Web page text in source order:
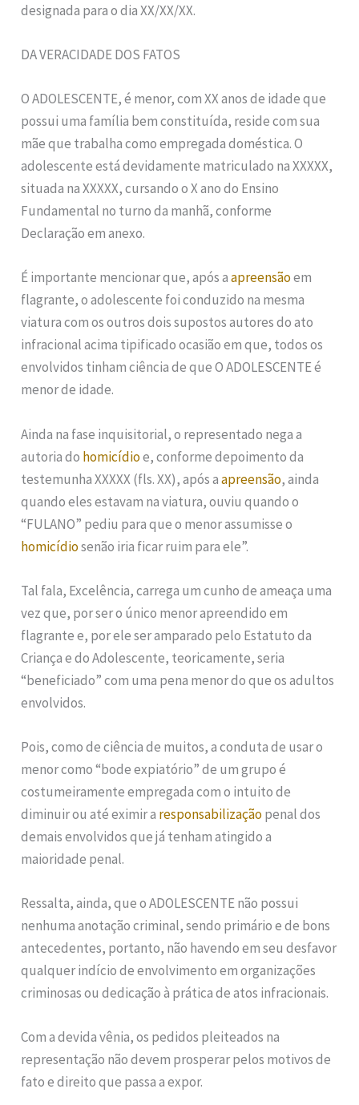
designada para o dia XX/XX/XX.
DA VERACIDADE DOS FATOS
O ADOLESCENTE, é menor, com XX anos de idade que
possui uma família bem constituída, reside com sua
mãe que trabalha como empregada doméstica. O
adolescente está devidamente matriculado na XXXXX,
situada na XXXXX, cursando o X ano do Ensino
Fundamental no turno da manhã, conforme
Declaração em anexo.
É importante mencionar que, após aapreensãoem
flagrante, o adolescente foi conduzido na mesma
viatura com os outros dois supostos autores do ato
infracional acima tipificado ocasião em que, todos os
envolvidos tinham ciência de que O ADOLESCENTE é
menor de idade.
Ainda na fase inquisitorial, o representado nega a
autoria do homicídioe, conforme depoimento da
testemunha XXXXX (fls. XX), após aapreensão, ainda
quando eles estavam na viatura, ouviu quando o
“FULANO” pediu para que o menor assumisse o
homicídiosenão iria ficar ruim para ele”.
Tal fala, Excelência, carrega um cunho de ameaça uma
vez que, por ser o único menor apreendido em
flagrante e, por ele ser amparado pelo Estatuto da
Criança e do Adolescente, teoricamente, seria
“beneficiado” com uma pena menor do que os adultos
envolvidos.
Pois, como de ciência de muitos, a conduta de usar o
menor como “bode expiatório” de um grupo é
costumeiramente empregada com o intuito de
diminuir ou até eximir a responsabilizaçãopenal dos
demais envolvidos que já tenham atingido a
maioridade penal.
Ressalta, ainda, que o ADOLESCENTE não possui
nenhuma anotação criminal, sendo primário e de bons
antecedentes, portanto, não havendo em seu desfavor
qualquer indício de envolvimento em organizações
criminosas ou dedicação à prática de atos infracionais.
Com a devida vênia, os pedidos pleiteados na
representação não devem prosperar pelos motivos de
fato e direito que passa a expor.